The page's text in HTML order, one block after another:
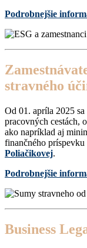
Podrobnejšie
stravného
Od 01. apríla 2025
pracovných cestách,
ako napríklad aj
finančného
Poliačikovej.
Podrobnejšie
Business